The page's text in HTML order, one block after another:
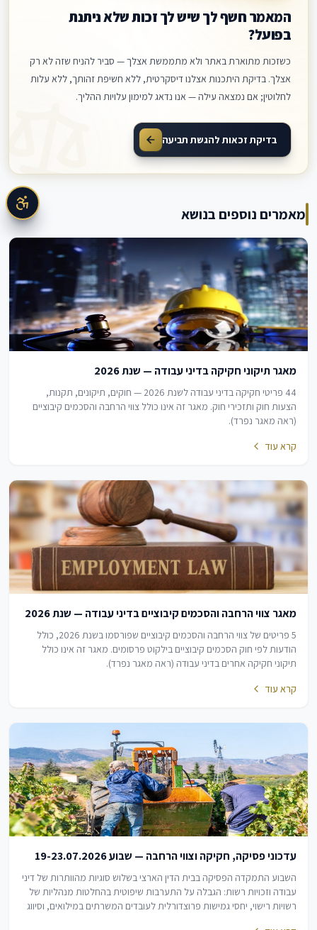
המאמר חשף לך שיש לך זכות שלא ניתנת
בפועל?
כשזכות מתוארת באתר ולא מתממשת אצלך — סביר להניח שזה לא רק
אצלך. בדיקת היתכנות אצלנו דיסקרטית, ללא חשיפת זהותך, ללא עלות
לחלוטין; אם נמצאה עילה — אנו נדאג למימון עלויות ההליך.
בדיקת זכאות להגשת תביעה
מאמרים נוספים בנושא
מאגר תיקוני חקיקה בדיני עבודה — שנת 2026
44 פריטי חקיקה בדיני עבודה לשנת 2026 — חוקים, תיקונים, תקנות,
הצעות חוק ותזכירי חוק. מאגר זה אינו כולל צווי הרחבה והסכמים קיבוציים
(ראה מאגר נפרד).
קרא עוד
מאגר צווי הרחבה והסכמים קיבוציים בדיני עבודה — שנת 2026
5 פריטים של צווי הרחבה והסכמים קיבוציים שפורסמו בשנת 2026, כולל
הודעות לפי חוק הסכמים קיבוציים בילקוט פרסומים. מאגר זה אינו כולל
תיקוני חקיקה אחרים בדיני עבודה (ראה מאגר נפרד).
קרא עוד
עדכוני פסיקה, חקיקה וצווי הרחבה — שבוע 19-23.07.2026
השבוע התמקדה הפסיקה בבית הדין הארצי בשלוש סוגיות מהוותרות של דיני
עבודה וזכויות רשות: הגבלה על התערבות שיפוטית בהחלטות מנהליות של
רשויות רישוי, יחסי גמישות פרוצדורלית לעובדים המשרתים במילואים, וסיווג